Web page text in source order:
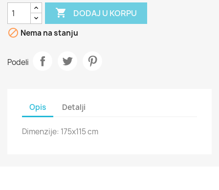
 DODAJ U KORPU
 Nema na stanju
Podeli
Opis Detalji
Dimenzije: 175x115 cm